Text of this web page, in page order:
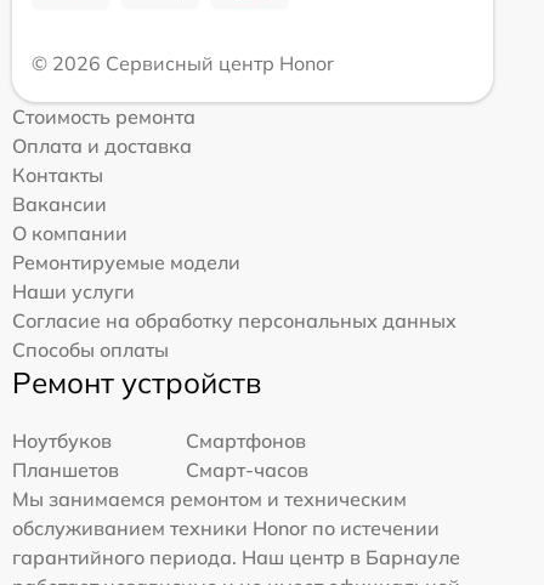
© 2026 Сервисный центр Honor
Стоимость ремонта
Оплата и доставка
Контакты
Вакансии
О компании
Ремонтируемые модели
Наши услуги
Согласие на обработку персональных данных
Способы оплаты
Ремонт устройств
Ноутбуков
Смартфонов
Планшетов
Смарт-часов
Мы занимаемся ремонтом и техническим
обслуживанием техники Honor по истечении
гарантийного периода. Наш центр в Барнауле